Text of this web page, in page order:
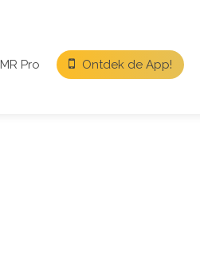
MR Pro
Ontdek de App!